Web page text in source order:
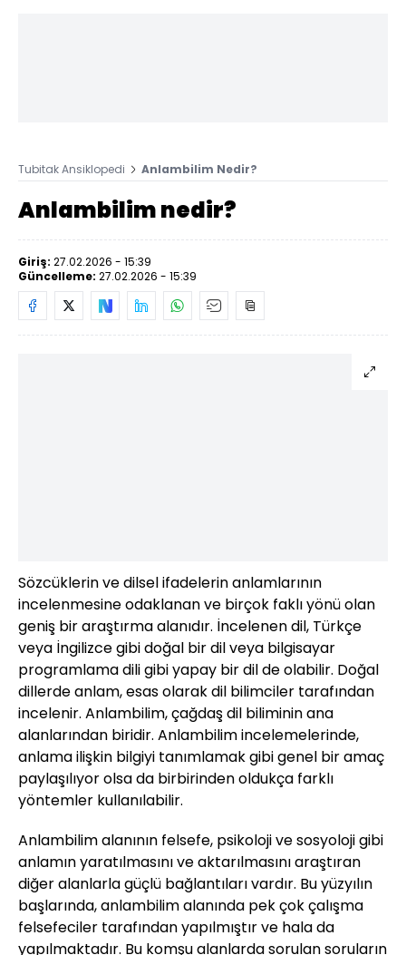
Tubitak Ansiklopedi Anlambilim Nedir?
Anlambilim nedir?
Giriş: 27.02.2026 - 15:39
Güncelleme: 27.02.2026 - 15:39
Sözcüklerin ve dilsel ifadelerin anlamlarının
incelenmesine odaklanan ve birçok faklı yönü olan
geniş bir araştırma alanıdır. İncelenen dil, Türkçe
veya İngilizce gibi doğal bir dil veya bilgisayar
programlama dili gibi yapay bir dil de olabilir. Doğal
dillerde anlam, esas olarak dil bilimciler tarafından
incelenir. Anlambilim, çağdaş dil biliminin ana
alanlarından biridir. Anlambilim incelemelerinde,
anlama ilişkin bilgiyi tanımlamak gibi genel bir amaç
paylaşılıyor olsa da birbirinden oldukça farklı
yöntemler kullanılabilir.
Anlambilim alanının felsefe, psikoloji ve sosyoloji gibi
anlamın yaratılmasını ve aktarılmasını araştıran
diğer alanlarla güçlü bağlantıları vardır. Bu yüzyılın
başlarında, anlambilim alanında pek çok çalışma
felsefeciler tarafından yapılmıştır ve hala da
yapılmaktadır. Bu komşu alanlarda sorulan soruların